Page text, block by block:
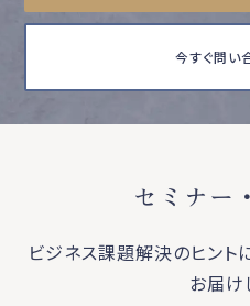
今すぐ問い
セミナー
ビジネス課題解決のヒント
お届け